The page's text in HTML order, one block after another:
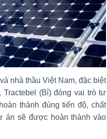
nhà thầu Việt Nam, đặc biệt
Tractebel (Bỉ) đóng vai trò tư
thành đúng tiến độ, chất
án sẽ được hoàn thành vào